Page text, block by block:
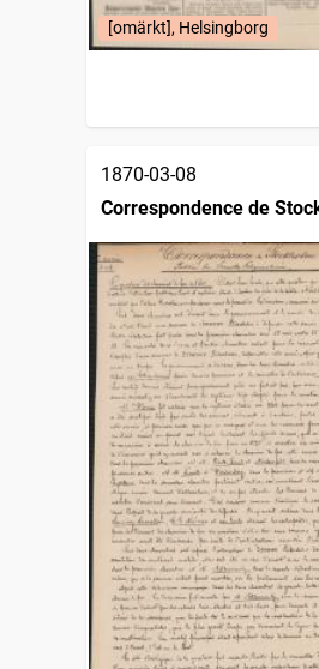
[omärkt], Helsingborg
1870-03-08
Correspondence de